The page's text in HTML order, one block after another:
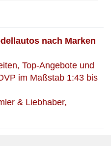
nach Marken
Top-Angebote und
im Maßstab 1:43 bis
& Liebhaber,